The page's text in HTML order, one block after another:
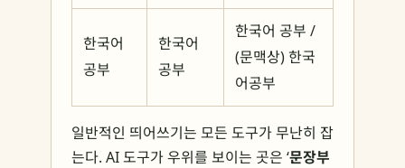
한국어
공부
한국어
공부
한국어 공부 /
(문맥상) 한국
어공부
일반적인 띄어쓰기는 모든 도구가 무난히 잡
는다. AI 도구가 우위를 보이는 곳은 ‘문장부